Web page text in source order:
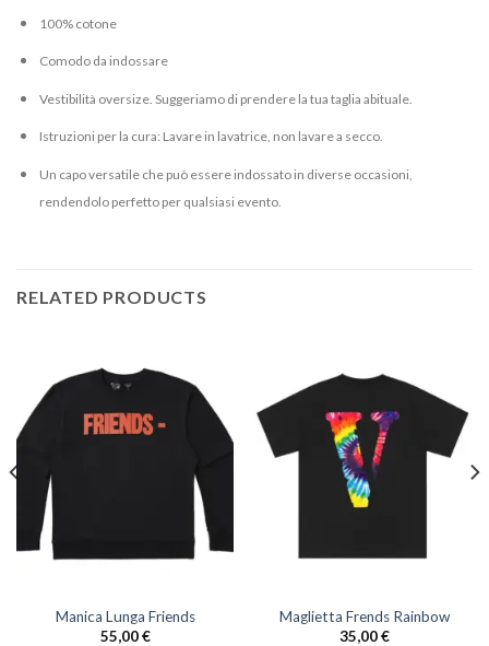
100% cotone
Comodo da indossare
Vestibilità oversize. Suggeriamo di prendere la tua taglia abituale.
Istruzioni per la cura: Lavare in lavatrice, non lavare a secco.
Un capo versatile che può essere indossato in diverse occasioni,
rendendolo perfetto per qualsiasi evento.
RELATED PRODUCTS
Manica Lunga Friends
55,00€
Maglietta Frends Rainbow
35,00€